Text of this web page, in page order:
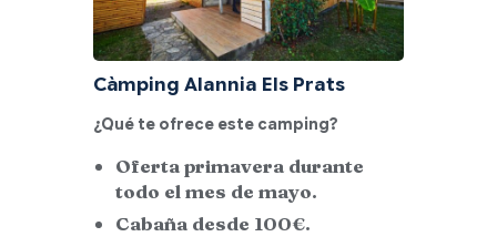
Càmping Alannia Els Prats
¿Qué te ofrece este camping?
Oferta primavera durante
todo el mes de mayo.
Cabaña desde 100€.